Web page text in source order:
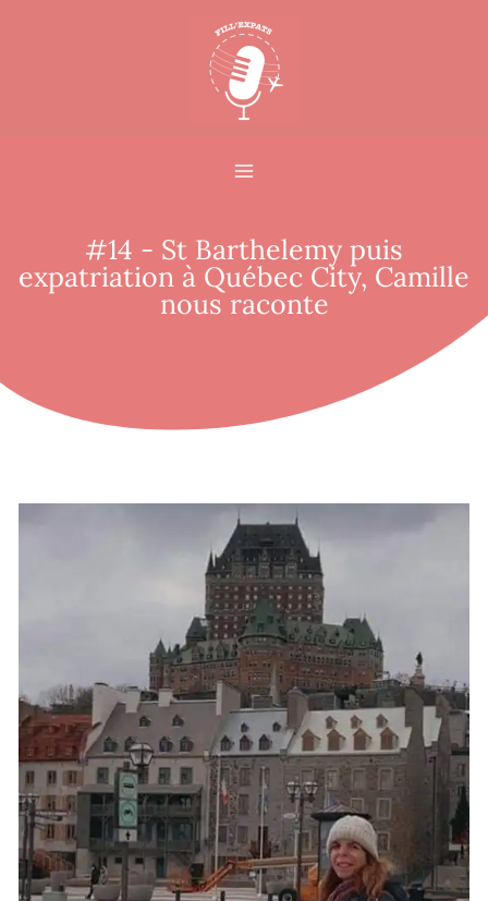
#14 - St Barthelemy puis
expatriation à Québec City, Camille
nous raconte